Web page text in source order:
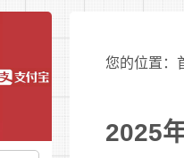
您的位置：
2025